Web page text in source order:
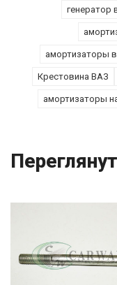
генератор
амортизаторы
Крестовина ВАЗ
амортизаторы